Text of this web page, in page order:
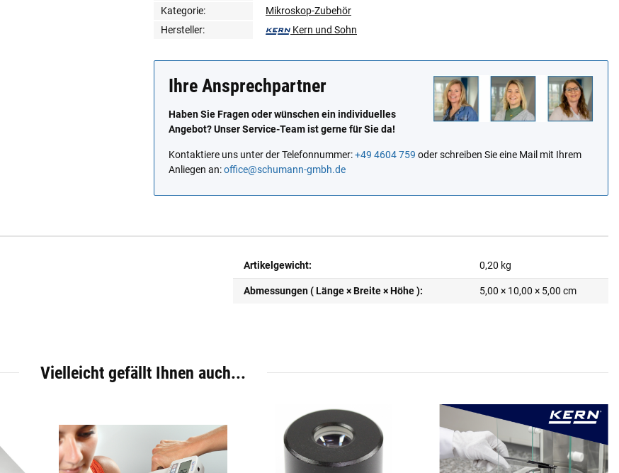
Kategorie:
Mikroskop-Zubehör
Hersteller:
Kern und Sohn
Ihre Ansprechpartner
Haben Sie Fragen oder wünschen ein individuelles
Angebot? Unser Service-Team ist gerne für Sie da!
Kontaktiere uns unter der Telefonnummer:+49 4604 759 oder schreiben Sie eine Mail mit Ihrem
Anliegen an:office@schumann-gmbh.de
Artikelgewicht: 0,20 kg
Abmessungen ( Länge × Breite × Höhe ): 5,00 × 10,00 × 5,00 cm
Vielleicht gefällt Ihnen auch...